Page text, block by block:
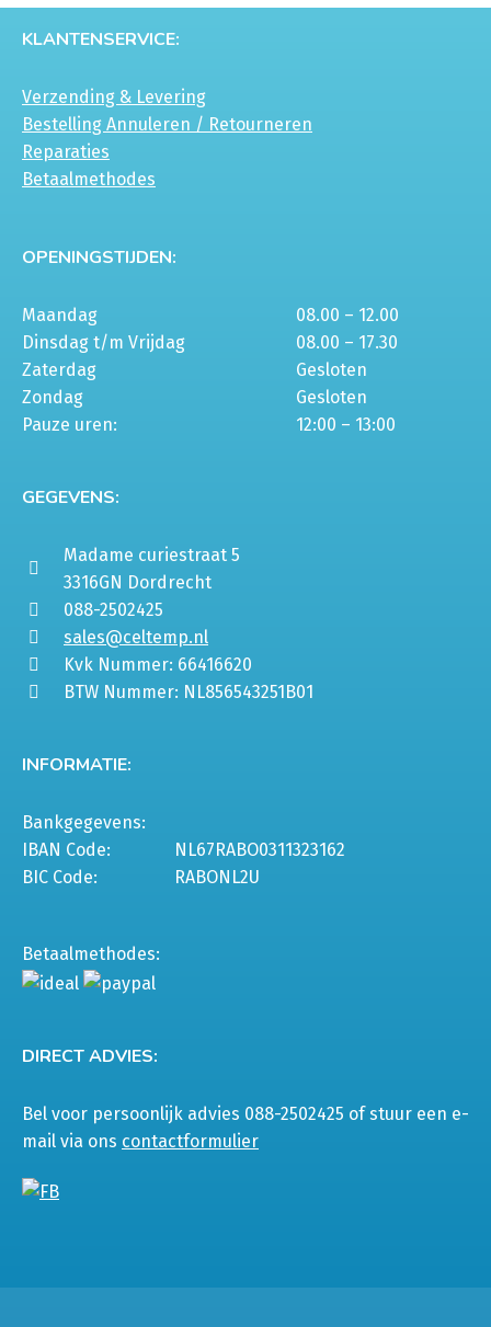
gekozen
op
de
productpagina
de
KLANTENSERVICE:
Verzending & Levering
Bestelling Annuleren / Retourneren
Reparaties
Betaalmethodes
OPENINGSTIJDEN:
Maandag
08.00 – 12.00
Dinsdag t/m Vrijdag
08.00 – 17.30
Zaterdag
Gesloten
Zondag
Gesloten
Pauze uren:
12:00 – 13:00
GEGEVENS:
Madame curiestraat 5
3316GN Dordrecht
088-2502425
sales@celtemp.nl
Kvk Nummer: 66416620
BTW Nummer: NL856543251B01
INFORMATIE:
Bankgegevens:
IBAN Code:
NL67RABO0311323162
BIC Code:
RABONL2U
Betaalmethodes:
DIRECT ADVIES:
Bel voor persoonlijk advies 088-2502425 of stuur een e-
mail via ons contactformulier